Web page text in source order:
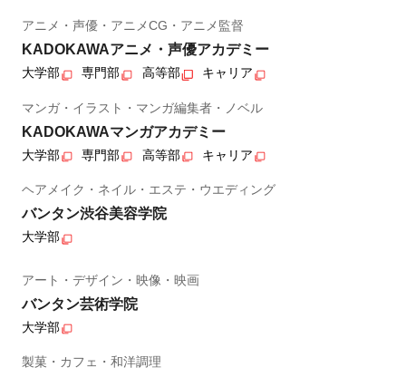
アニメ・声優・アニメCG・アニメ監督
KADOKAWAアニメ・声優アカデミー
大学部 専門部 高等部 キャリア
マンガ・イラスト・マンガ編集者・ノベル
KADOKAWAマンガアカデミー
大学部 専門部 高等部 キャリア
ヘアメイク・ネイル・エステ・ウエディング
バンタン渋谷美容学院
大学部
アート・デザイン・映像・映画
バンタン芸術学院
大学部
製菓・カフェ・和洋調理